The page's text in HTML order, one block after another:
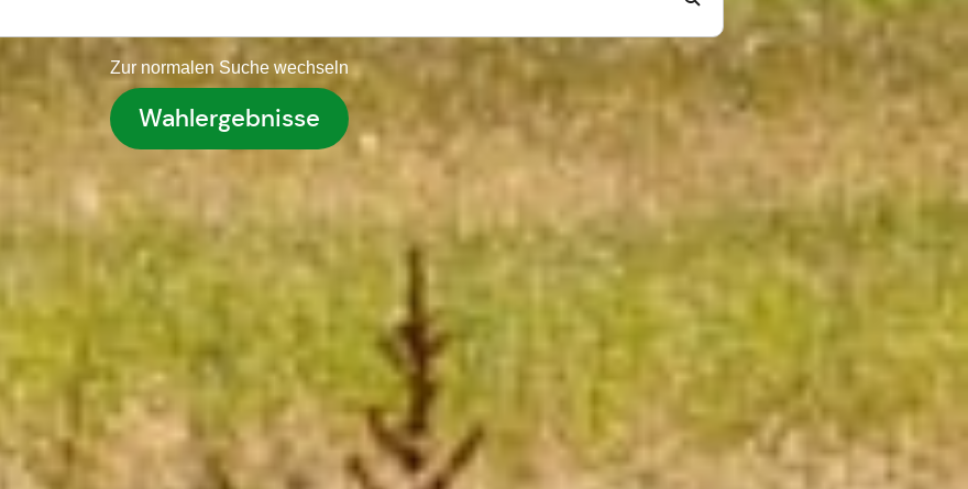
Zur normalen Suche wechseln
Wahlergebnisse